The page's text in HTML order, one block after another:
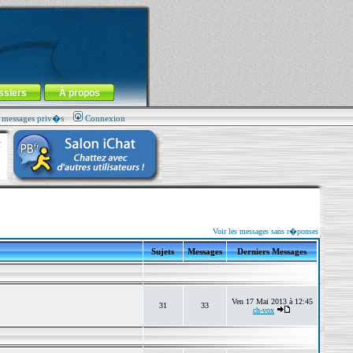
À propos
priv�s Connexion
Voir les messages sans r�ponses
Sujets Messages Derniers Messages
31 33
Ven 17 Mai 2013 à 12:45
ch-vox